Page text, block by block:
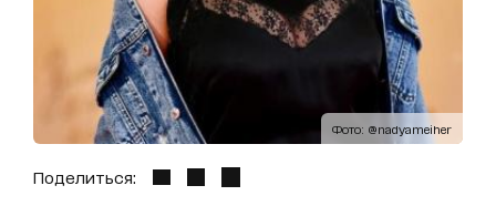
Фото: @nadyameiher
Поделиться: